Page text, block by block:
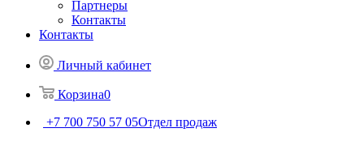
Партнеры
Контакты
Контакты
Личный кабинет
Корзина0
+7 700 750 57 05Отдел продаж